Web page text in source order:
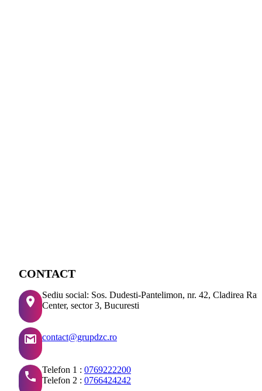
CONTACT
Sediu social: Sos. Dudesti-Pantelimon, nr. 42, Cladirea
Center, sector 3, Bucuresti
contact@grupdzc.ro
Telefon 1 : 0769222200
Telefon 2 : 0766424242